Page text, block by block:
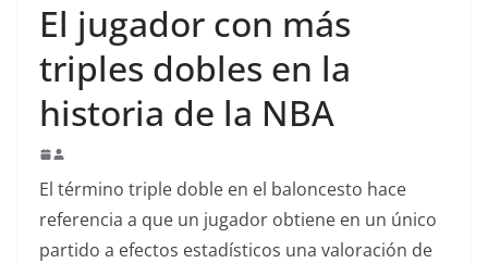
El jugador con más
triples dobles en la
historia de la NBA
El término triple doble en el baloncesto hace
referencia a que un jugador obtiene en un único
partido a efectos estadísticos una valoración de